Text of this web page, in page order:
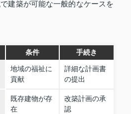
建築が可能な一般的なケースを
条件 手続き
地域の福祉に
貢献
詳細な計画書
の提出
既存建物が存
在
改築計画の承
認